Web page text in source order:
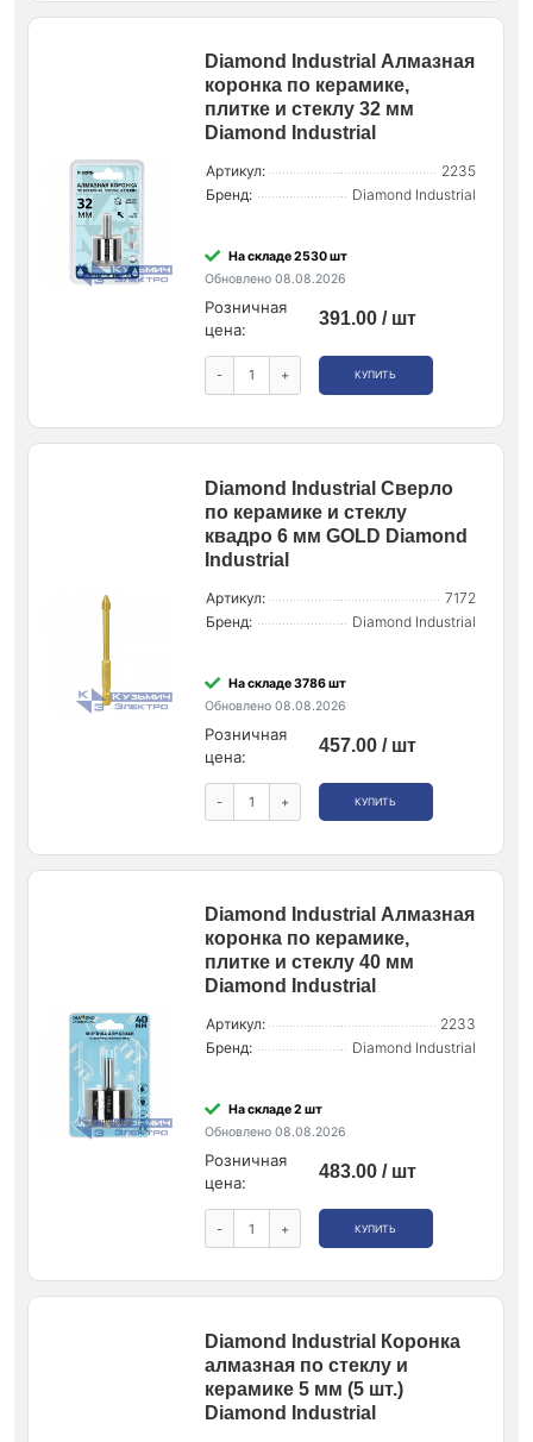
Diamond Industrial Алмазная
коронка по керамике,
плитке и стеклу 32 мм
Diamond Industrial
Артикул:
2235
Бренд:
Diamond Industrial
На складе 2530 шт
Обновлено 08.08.2026
Розничная
цена:
391.00 / шт
- + КУПИТЬ
Diamond Industrial Сверло
по керамике и стеклу
квадро 6 мм GOLD Diamond
Industrial
Артикул:
7172
Бренд:
Diamond Industrial
На складе 3786 шт
Обновлено 08.08.2026
Розничная
цена:
457.00 / шт
- + КУПИТЬ
Diamond Industrial Алмазная
коронка по керамике,
плитке и стеклу 40 мм
Diamond Industrial
Артикул:
2233
Бренд:
Diamond Industrial
На складе 2 шт
Обновлено 08.08.2026
Розничная
цена:
483.00 / шт
- + КУПИТЬ
Diamond Industrial Коронка
алмазная по стеклу и
керамике 5 мм (5 шт.)
Diamond Industrial